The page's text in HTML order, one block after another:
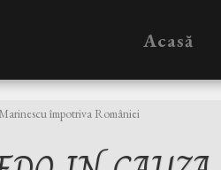
Acasă
împotriva României